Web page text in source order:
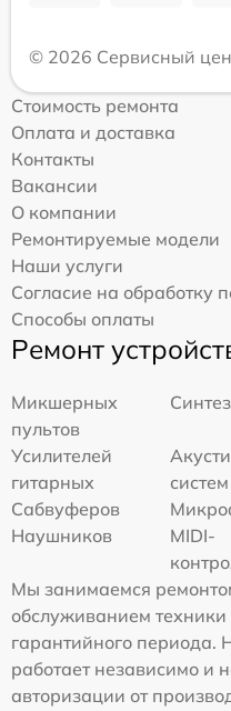
© 2026 Сервисный
Стоимость ремонта
Оплата и доставка
Контакты
Вакансии
О компании
Ремонтируемые модели
Наши услуги
Согласие на обработку
Способы оплаты
Ремонт
Микшерных
пультов
Усилителей
гитарных
систем
Сабвуферов
Наушников
MIDI-
Мы занимаемся
обслуживанием
гарантийного периода.
работает независимо и
авторизации от